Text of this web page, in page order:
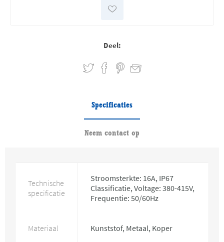
Deel:
Specificaties
Neem contact op
Technische
specificatie
Stroomsterkte: 16A, IP67
Classificatie, Voltage: 380-415V,
Frequentie: 50/60Hz
Materiaal Kunststof, Metaal, Koper